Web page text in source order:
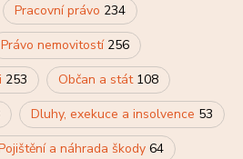
Pracovní právo 234
Právo nemovitostí 256
253 Občan a stát 108
Dluhy, exekuce a insolvence 53
a náhrada škody 64